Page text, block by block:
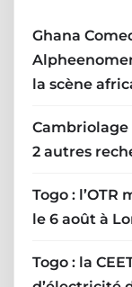
Ghana
la scène
Cambriolage
2 autres
Togo : l’OTR
le 6 août à
Togo : la